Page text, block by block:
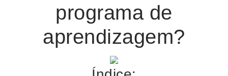
programa de
aprendizagem?